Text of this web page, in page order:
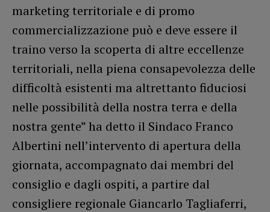
marketing territoriale e di promo
commercializzazione può e deve essere il
traino verso la scoperta di altre eccellenze
territoriali, nella piena consapevolezza delle
difficoltà esistenti ma altrettanto fiduciosi
nelle possibilità della nostra terra e della
nostra gente” ha detto il Sindaco Franco
Albertini nell’intervento di apertura della
giornata, accompagnato dai membri del
consiglio e dagli ospiti, a partire dal
consigliere regionale Giancarlo Tagliaferri,